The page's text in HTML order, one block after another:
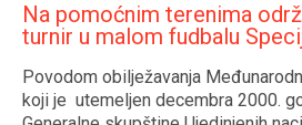
Na pomoćnim terenima
turnir u malom fudbalu
Povodom obilježavanja
koji je utemeljen decembra 2000.